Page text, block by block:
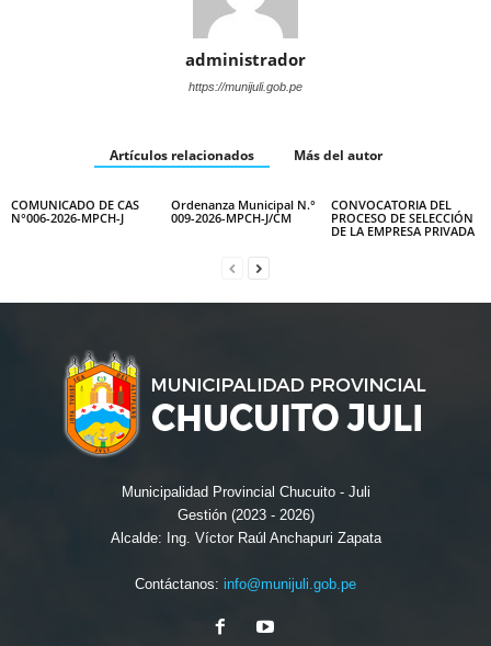
administrador
https://munijuli.gob.pe
Artículos relacionados Más del autor
COMUNICADO DE CAS
N°006-2026-MPCH-J
Ordenanza Municipal N.°
009-2026-MPCH-J/CM
CONVOCATORIA DEL
PROCESO DE SELECCIÓN
DE LA EMPRESA PRIVADA
Municipalidad Provincial Chucuito - Juli
Gestión (2023 - 2026)
Alcalde: Ing. Víctor Raúl Anchapuri Zapata
Contáctanos: info@munijuli.gob.pe